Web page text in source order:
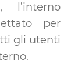
l’interno
per
gli utenti